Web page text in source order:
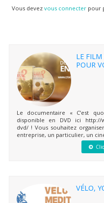
Vous devez vous connecterpour
LE FILM
POUR
Le documentaire « C’est
disponible en DVD ici http://
dvd/ ! Vous souhaitez
entreprise, un particulier, un
VÉLO,